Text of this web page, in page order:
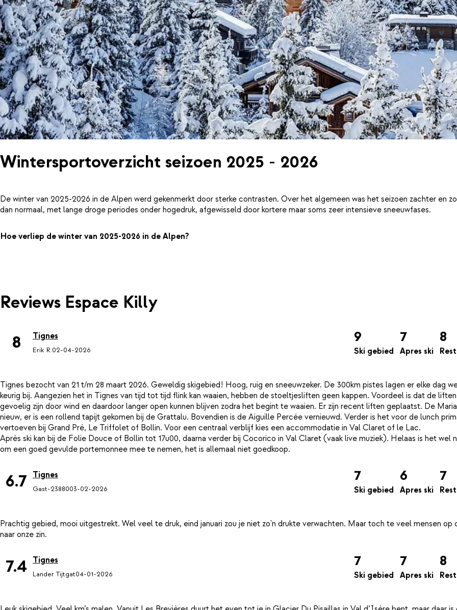
Wintersportoverzicht seizoen 2025 - 2026
De winter van 2025-2026 in de Alpen werd gekenmerkt door sterke contrasten. Over het algemeen was het seizoen zachter en
dan normaal, met lange droge periodes onder hogedruk, afgewisseld door kortere maar soms zeer intensieve sneeuwfases.
Hoe verliep de winter van 2025-2026 in de Alpen?
Reviews Espace Killy
8
Tignes
Erik R.02-04-2026
9
Ski gebied
7
Apres ski
8
Tignes bezocht van 21 t/m 28 maart 2026. Geweldig skigebied! Hoog, ruig en sneeuwzeker. De 300km pistes lagen er elke dag
keurig bij. Aangezien het in Tignes van tijd tot tijd flink kan waaien, hebben de stoeltjesliften geen kappen. Voordeel is dat de
gevoelig zijn door wind en daardoor langer open kunnen blijven zodra het begint te waaien. Er zijn recent liften geplaatst. De
nieuw, er is een rollend tapijt gekomen bij de Grattalu. Bovendien is de Aiguille Percée vernieuwd. Verder is het voor de lunch
vertoeven bij Grand Pré, Le Triffolet of Bollin. Voor een centraal verblijf kies een accommodatie in Val Claret of le Lac.
Après ski kan bij de Folie Douce of Bollin tot 17u00, daarna verder bij Cocorico in Val Claret (vaak live muziek). Helaas is het wel
6.7 Tignes
Gast-2388003-02-2026
7
Ski gebied
6
Apres ski
7
Prachtig gebied, mooi uitgestrekt. Wel veel te druk, eind januari zou je niet zo'n drukte verwachten. Maar toch te veel mensen op
7.4 Tignes
Lander Tijtgat04-01-2026
7
Ski gebied
7
Apres ski
8